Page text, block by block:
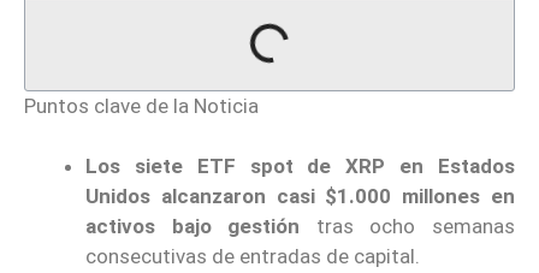
Puntos clave de la Noticia
Los siete ETF spot de XRP en Estados
Unidos alcanzaron casi $1.000 millones en
activos bajo gestión tras ocho semanas
consecutivas de entradas de capital.